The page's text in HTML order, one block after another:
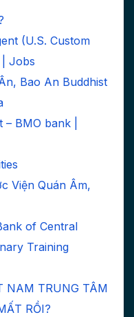
(U.S. Custom
Jobs
Bao An Buddhist
BMO bank |
Viện Quán Âm,
of Central
Training
NAM TRUNG TÂM
RỒI?